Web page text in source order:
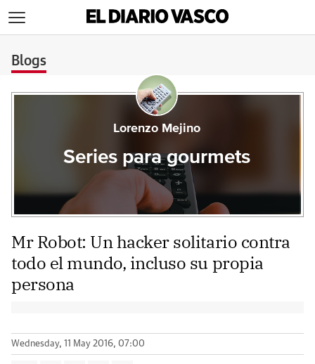
Blogs
Lorenzo Mejino
Series para gourmets
Mr Robot: Un hacker solitario contra
todo el mundo, incluso su propia
persona
Wednesday, 11 May 2016, 07:00